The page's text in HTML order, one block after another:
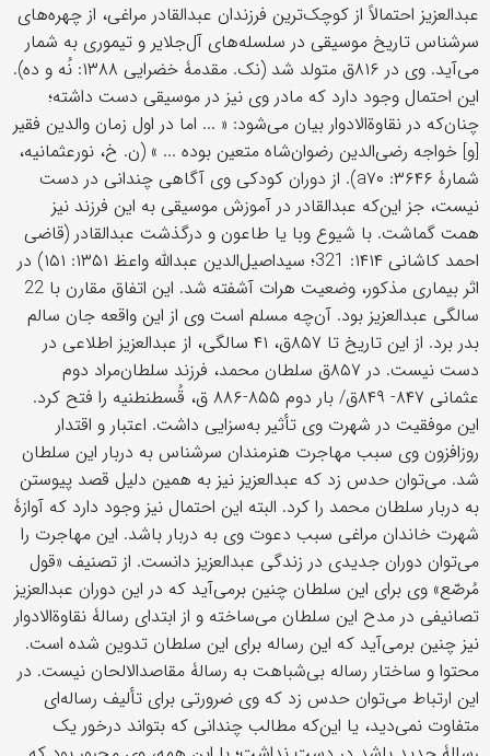
عبدالعزيز احتمالاً از کوچک‌ترين فرزندان عبدالقادر مراغی، از چهره‌های
سرشناس تاريخ موسيقی در سلسله‌های آل‌جلاير و تيموری به شمار
می‌آيد. وی در ۸۱۶ق متولد شد (نک. مقدمۀ خضرايی ۱۳۸۸: نُه و ده).
اين احتمال وجود دارد که مادر وی نيز در موسيقی دست داشته؛
چنان‌که در نقاوة‌الادوار بيان می‌شود: « ... اما در اول زمان والدين فقير
[و] خواجه رضی‌الدين رضوان‌شاه متعين بوده ... » (ن. خ، نورعثمانیه،
شمارۀ ۳۶۴۶: a۷۰). از دوران کودکی وی آگاهی چندانی در دست
نيست، جز اين‌که عبدالقادر در آموزش موسيقی به اين فرزند نيز
همت گماشت. با شيوع وبا يا طاعون و درگذشت عبدالقادر (قاضی
احمد کاشانی ۱۴۱۴: 321؛ سيداصيل‌الدين عبدالله واعظ ۱۳۵۱: ۱۵۱) در
اثر بيماری مذکور، وضعيت هرات آشفته شد. اين اتفاق مقارن با 22
سالگی عبدالعزيز بود. آن‌چه مسلم است وی از اين واقعه جان سالم
بدر برد. از اين تاريخ تا ۸۵۷ق، ۴۱ سالگی، از عبدالعزيز اطلاعی در
دست نيست. در ۸۵۷ق سلطان محمد، فرزند سلطان‌مراد دوم
عثمانی ۸۴۷- ۸۴۹ق/ بار دوم ۸۵۵-۸۸۶ ق، قُسطنطنيه را فتح کرد.
اين موفقیت در شهرت وی تأثیر به‌سزايی داشت. اعتبار و اقتدار
روزافزون وی سبب مهاجرت هنرمندان سرشناس به دربار اين سلطان
شد. می‌توان حدس زد که عبدالعزيز نيز به همين دليل قصد پيوستن
به دربار سلطان محمد را کرد. البته اين احتمال نيز وجود دارد که آوازۀ
شهرت خاندان مراغی سبب دعوت وی به دربار باشد. اين مهاجرت را
می‌توان دوران جديدی در زندگی عبدالعزيز دانست. از تصنيف «قول
مُرصّع» وی برای اين سلطان چنين برمی‌آيد که در اين دوران عبدالعزيز
تصانيفی در مدح اين سلطان می‌ساخته و از ابتدای رسالۀ نقاوة‌الادوار
نيز چنين برمی‌آيد که اين رساله برای اين سلطان تدوين شده است.
محتوا و ساختار رساله بی‌شباهت به رسالۀ مقاصدالالحان نيست. در
اين ارتباط می‌توان حدس زد که وی ضرورتی برای تأليف رساله‌ای
متفاوت نمی‌ديد، يا اين‌که مطالب چندانی که بتواند درخور يک